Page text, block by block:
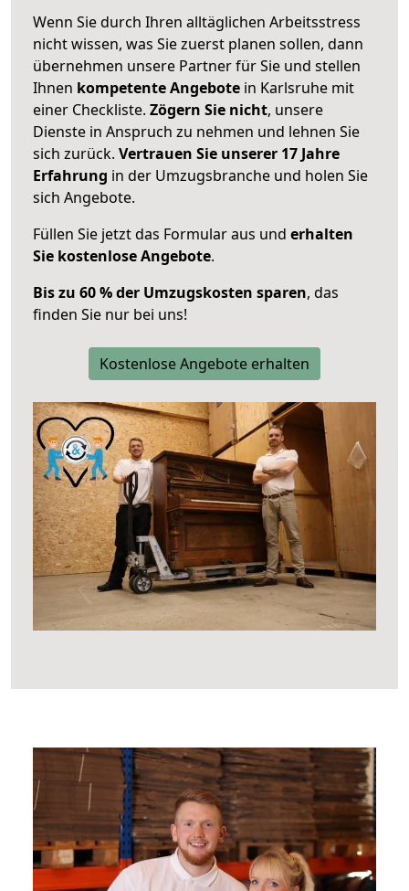
Wenn Sie durch Ihren alltäglichen Arbeitsstress
nicht wissen, was Sie zuerst planen sollen, dann
übernehmen unsere Partner für Sie und stellen
Ihnen kompetente Angebote in Karlsruhe mit
einer Checkliste. Zögern Sie nicht, unsere
Dienste in Anspruch zu nehmen und lehnen Sie
sich zurück. Vertrauen Sie unserer 17 Jahre
Erfahrung in der Umzugsbranche und holen Sie
sich Angebote.
Füllen Sie jetzt das Formular aus und erhalten
Sie kostenlose Angebote.
Bis zu 60 % der Umzugskosten sparen, das
finden Sie nur bei uns!
Kostenlose Angebote erhalten